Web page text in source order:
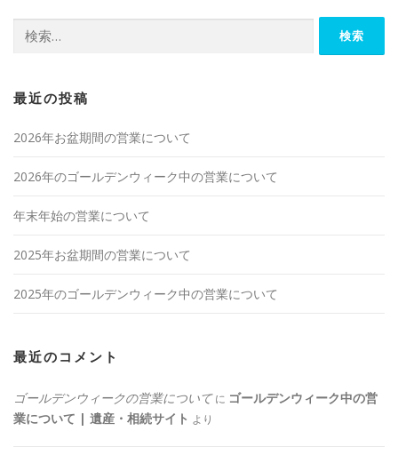
検索:
最近の投稿
2026年お盆期間の営業について
2026年のゴールデンウィーク中の営業について
年末年始の営業について
2025年お盆期間の営業について
2025年のゴールデンウィーク中の営業について
最近のコメント
ゴールデンウィークの営業についてに ゴールデンウィーク中の営
業について | 遺産・相続サイト より